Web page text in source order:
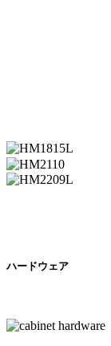
ハードウェア